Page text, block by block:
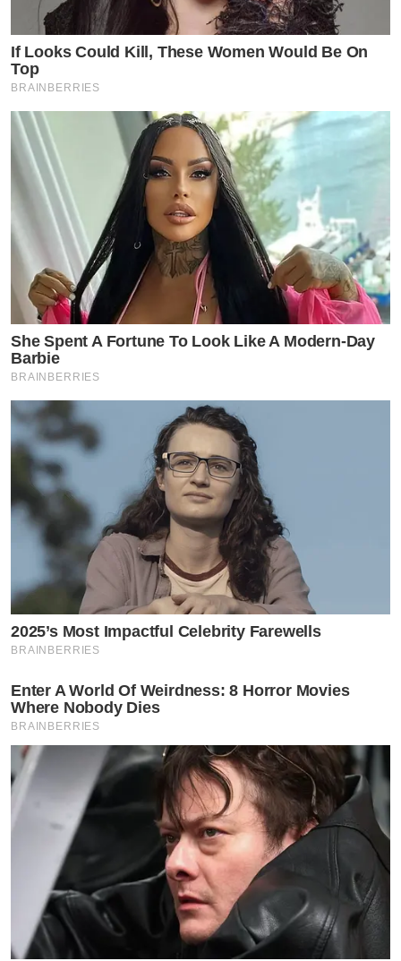
If Looks Could Kill, These Women Would Be On
Top
BRAINBERRIES
She Spent A Fortune To Look Like A Modern-Day
Barbie
BRAINBERRIES
2025’s Most Impactful Celebrity Farewells
BRAINBERRIES
Enter A World Of Weirdness: 8 Horror Movies
Where Nobody Dies
BRAINBERRIES